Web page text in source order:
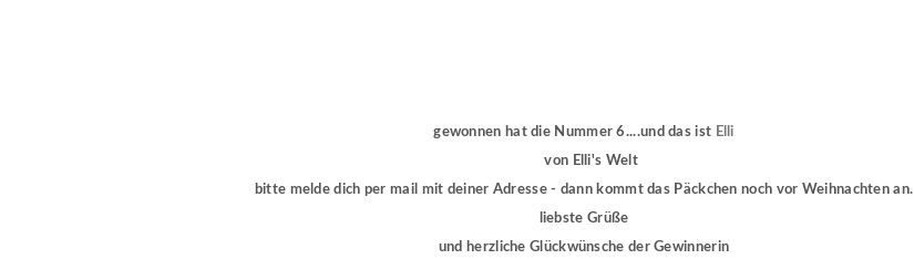
gewonnen hat die Nummer 6....und das ist Elli
von Elli's Welt
bitte melde dich per mail mit deiner Adresse - dann kommt das Päckchen noch vor Weihnachten an.
liebste Grüße
und herzliche Glückwünsche der Gewinnerin